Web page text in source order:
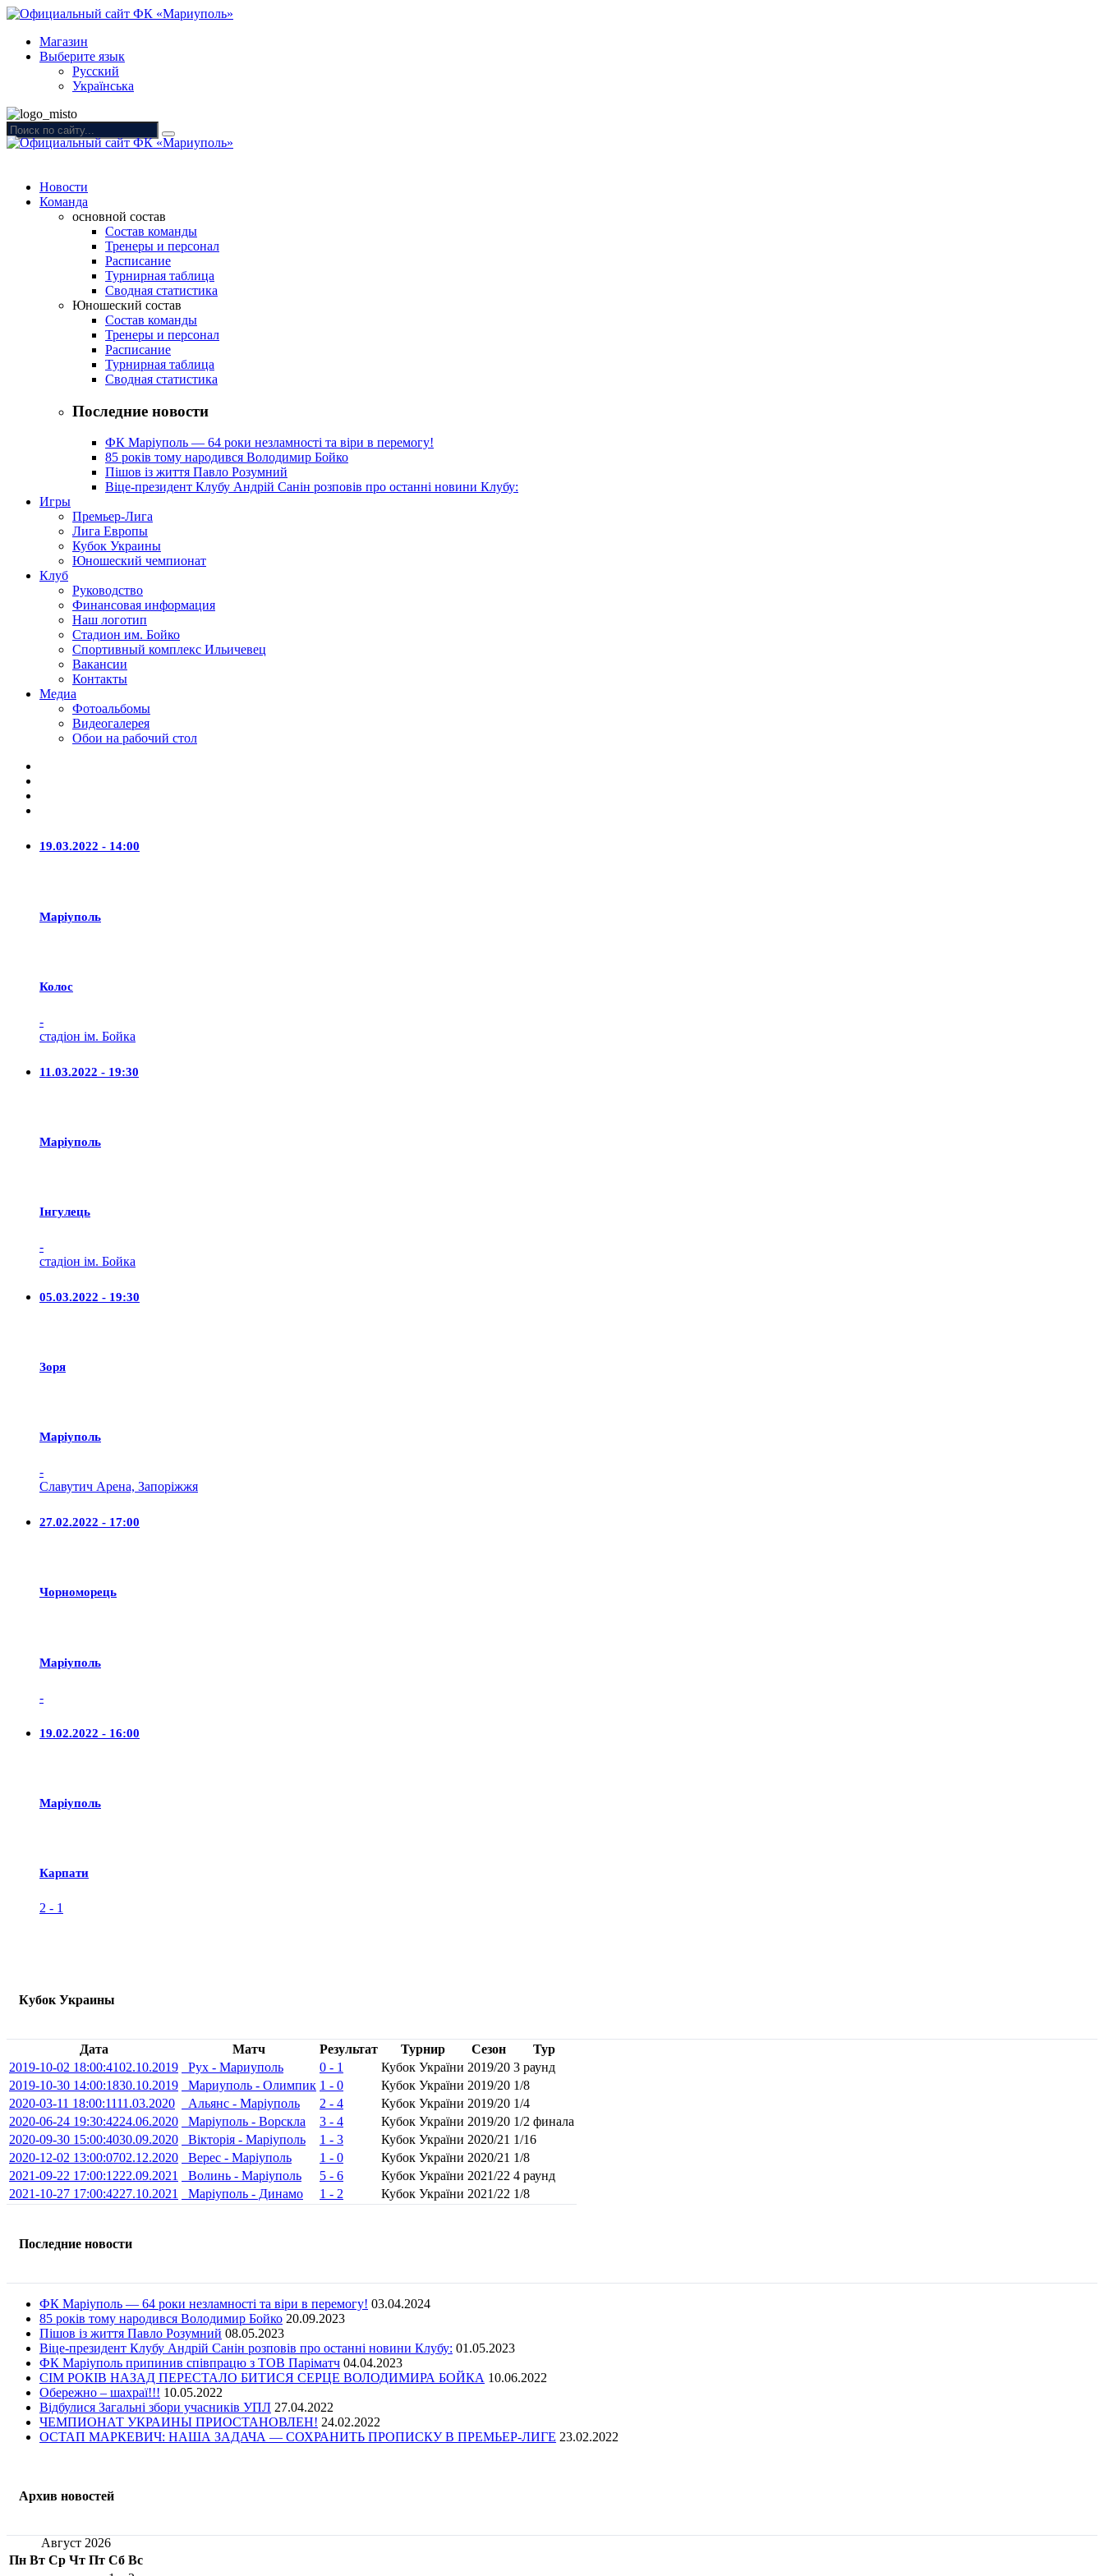
Магазин
Выберите язык
Русский
Українська
Новости
Команда
основной состав
Состав команды
Тренеры и персонал
Расписание
Турнирная таблица
Сводная статистика
Юношеский состав
Состав команды
Тренеры и персонал
Расписание
Турнирная таблица
Сводная статистика
Последние новости
ФК Маріуполь — 64 роки незламності та віри в перемогу!
85 років тому народився Володимир Бойко
Пішов із життя Павло Розумний
Віце-президент Клубу Андрій Санін розповів про останні новини Клубу:
Игры
Премьер-Лига
Лига Европы
Кубок Украины
Юношеский чемпионат
Клуб
Руководство
Финансовая информация
Наш логотип
Стадион им. Бойко
Спортивный комплекс Ильичевец
Вакансии
Контакты
Медиа
Фотоальбомы
Видеогалерея
Обои на рабочий стол
19.03.2022 - 14:00
Маріуполь
Колос
-
стадіон ім. Бойка
11.03.2022 - 19:30
Маріуполь
Iнгулець
-
стадіон ім. Бойка
05.03.2022 - 19:30
Зоря
Маріуполь
-
Славутич Арена, Запоріжжя
27.02.2022 - 17:00
Чорноморець
Маріуполь
-
19.02.2022 - 16:00
Маріуполь
Карпати
2 - 1
Кубок Украины
Дата Матч Результат Турнир Сезон
Тур
2019-10-02 18:00:4102.10.2019 Рух - Мариуполь 0 - 1 Кубок України 2019/20 3 раунд
2019-10-30 14:00:1830.10.2019 Мариуполь - Олимпик 1 - 0 Кубок України 2019/20 1/8
2020-03-11 18:00:1111.03.2020 Альянс - Маріуполь 2 - 4 Кубок України 2019/20 1/4
2020-06-24 19:30:4224.06.2020 Маріуполь - Ворскла 3 - 4 Кубок України 2019/20 1/2 финала
2020-09-30 15:00:4030.09.2020 Вікторія - Марiуполь 1 - 3 Кубок України 2020/21 1/16
2020-12-02 13:00:0702.12.2020 Верес - Марiуполь 1 - 0 Кубок України 2020/21 1/8
2021-09-22 17:00:1222.09.2021 Волинь - Марiуполь 5 - 6 Кубок України 2021/22 4 раунд
2021-10-27 17:00:4227.10.2021 Марiуполь - Динамо 1 - 2 Кубок України 2021/22 1/8
Последние новости
ФК Маріуполь — 64 роки незламності та віри в перемогу! 03.04.2024
85 років тому народився Володимир Бойко 20.09.2023
Пішов із життя Павло Розумний 08.05.2023
Віце-президент Клубу Андрій Санін розповів про останні новини Клубу: 01.05.2023
ФК Маріуполь припинив співпрацю з ТОВ Паріматч 04.04.2023
СІМ РОКІВ НАЗАД ПЕРЕСТАЛО БИТИСЯ СЕРЦЕ ВОЛОДИМИРА БОЙКА 10.06.2022
Обережно – шахраї!!! 10.05.2022
Відбулися Загальні збори учасників УПЛ 27.04.2022
ЧЕМПИОНАТ УКРАИНЫ ПРИОСТАНОВЛЕН! 24.02.2022
ОСТАП МАРКЕВИЧ: НАША ЗАДАЧА — СОХРАНИТЬ ПРОПИСКУ В ПРЕМЬЕР-ЛИГЕ 23.02.2022
Архив новостей
Август 2026
Пн Вт Ср Чт Пт Сб Вс